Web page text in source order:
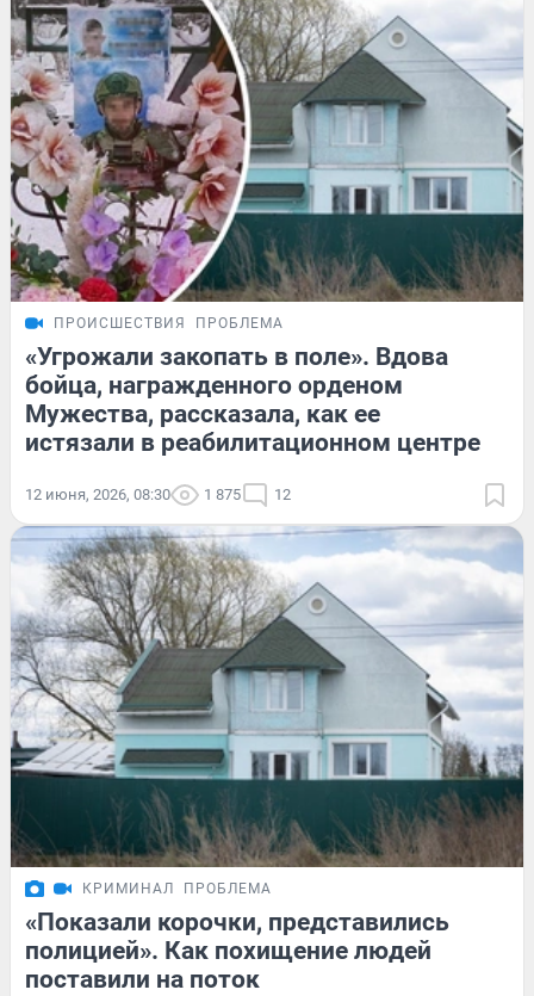
ПРОИСШЕСТВИЯ ПРОБЛЕМА
«Угрожали закопать в поле». Вдова
бойца, награжденного орденом
Мужества, рассказала, как ее
истязали в реабилитационном центре
12 июня, 2026, 08:30 1 875 12
КРИМИНАЛ ПРОБЛЕМА
«Показали корочки, представились
полицией». Как похищение людей
поставили на поток